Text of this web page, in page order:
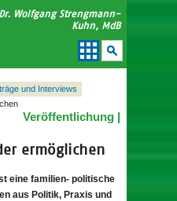
Dr. Wolfgang Strengmann-
Kuhn, MdB
und Interviews
Veröffentlichung |
ermöglichen
eine familien- politische
aus Politik, Praxis und